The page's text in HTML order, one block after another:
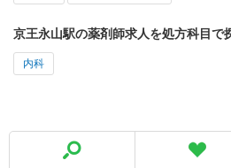
京王永山駅の薬剤師求人を処方科目で
内科